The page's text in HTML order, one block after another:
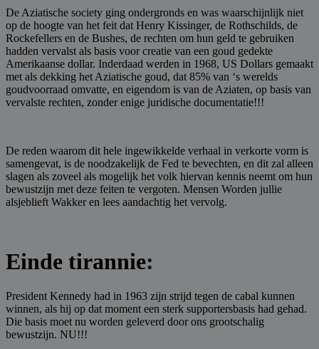
De Aziatische society ging ondergronds en was waarschijnlijk niet
op de hoogte van het feit dat Henry Kissinger, de Rothschilds, de
Rockefellers en de Bushes, de rechten om hun geld te gebruiken
hadden vervalst als basis voor creatie van een goud gedekte
Amerikaanse dollar. Inderdaad werden in 1968, US Dollars gemaakt
met als dekking het Aziatische goud, dat 85% van ‘s werelds
goudvoorraad omvatte, en eigendom is van de Aziaten, op basis van
vervalste rechten, zonder enige juridische documentatie!!!
De reden waarom dit hele ingewikkelde verhaal in verkorte vorm is
samengevat, is de noodzakelijk de Fed te bevechten, en dit zal alleen
slagen als zoveel als mogelijk het volk hiervan kennis neemt om hun
bewustzijn met deze feiten te vergoten. Mensen Worden jullie
alsjeblieft Wakker en lees aandachtig het vervolg.
Einde tirannie:
President Kennedy had in 1963 zijn strijd tegen de cabal kunnen
winnen, als hij op dat moment een sterk supportersbasis had gehad.
Die basis moet nu worden geleverd door ons grootschalig
bewustzijn. NU!!!